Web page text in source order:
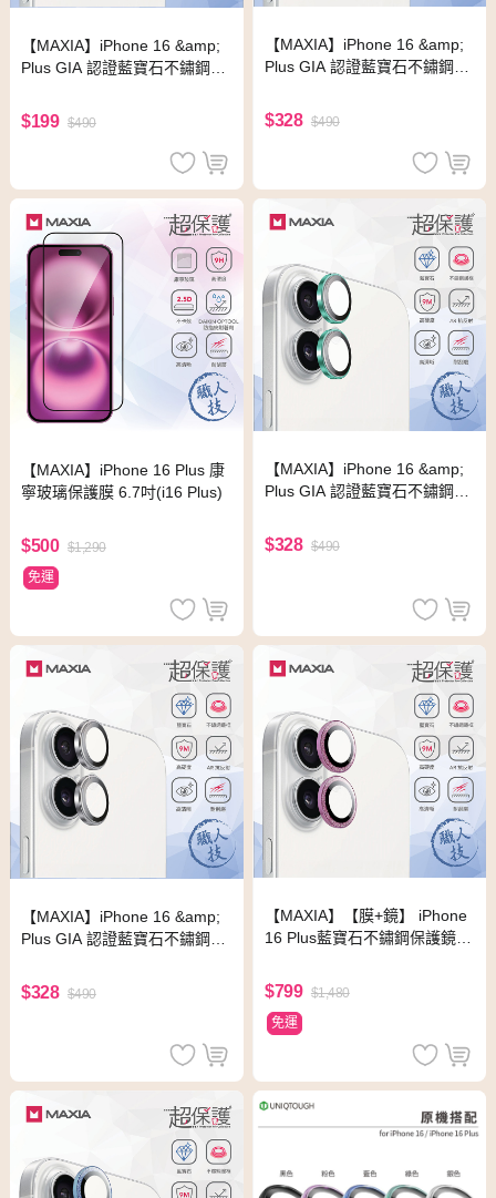
【MAXIA】iPhone 16 &amp;
Plus GIA 認證藍寶石不鏽鋼保
$199 $490
【MAXIA】iPhone 16 &amp;
Plus GIA 認證藍寶石不鏽鋼保
$328 $490
【MAXIA】iPhone 16 Plus 康
寧玻璃保護膜 6.7吋(i16 Plus)
$500 $1,290
免運
【MAXIA】iPhone 16 &amp;
Plus GIA 認證藍寶石不鏽鋼保
$328 $490
【MAXIA】iPhone 16 &amp;
Plus GIA 認證藍寶石不鏽鋼保
$328 $490
【MAXIA】【膜+鏡】 iPhone
16 Plus藍寶石不鏽鋼保護鏡貼
$799 $1,480
免運